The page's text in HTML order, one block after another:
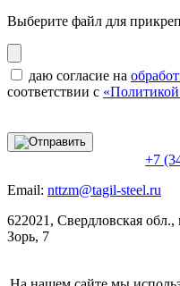
Выберите файл для
даю согласие на
соответствии с
+7
Email: nttzm@tagil-steel.ru
622021, Свердловская
Зорь, 7